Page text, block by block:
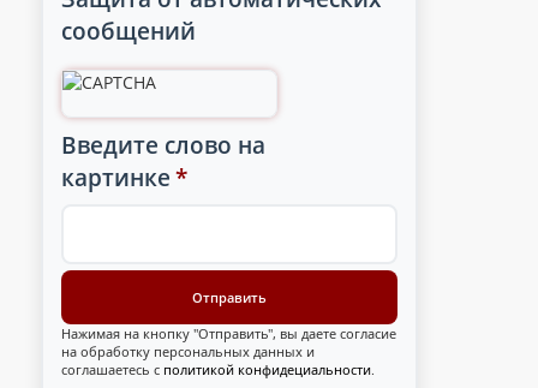
сообщений
Введите слово на
картинке *
Нажимая на кнопку "Отправить", вы даете согласие
на обработку персональных данных и
соглашаетесь с политикой конфидециальности.